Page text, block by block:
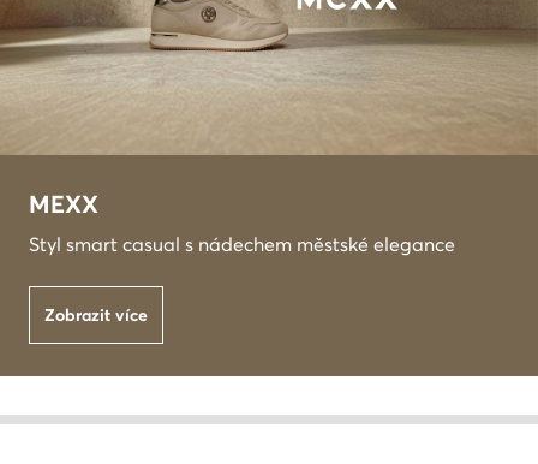
MEXX
Styl smart casual s nádechem městské elegance
Zobrazit více